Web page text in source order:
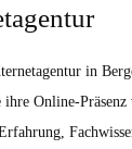
in
Online-Präsenz